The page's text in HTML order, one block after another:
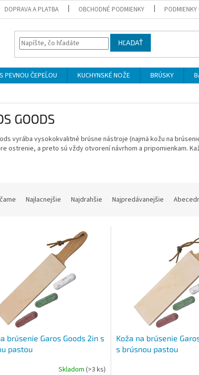
DOPRAVA A PLATBA OBCHODNÉ PODMIENKY
HĽADAŤ
PEVNOU ČEPEĹOU KUCHYNSKÉ NOŽE BRÚSKY
GOODS
vyrába vysokokvalitné brúsne nástroje (najmä kožu na
ostrenie, a preto sú vždy otvorení návrhom a pripomienkam.
Najlacnejšie Najdrahšie Najpredávanejšie
brúsenie Garos Goods 2in s
pastou
Skladom (>3 ks)
Koža na brúsenie
s brúsnou pastou